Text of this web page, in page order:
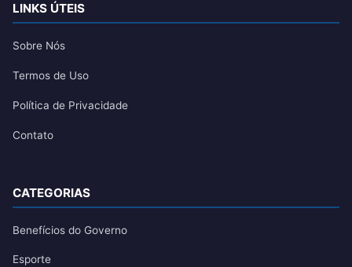
LINKS ÚTEIS
Sobre Nós
Termos de Uso
Política de Privacidade
Contato
CATEGORIAS
Benefícios do Governo
Esporte